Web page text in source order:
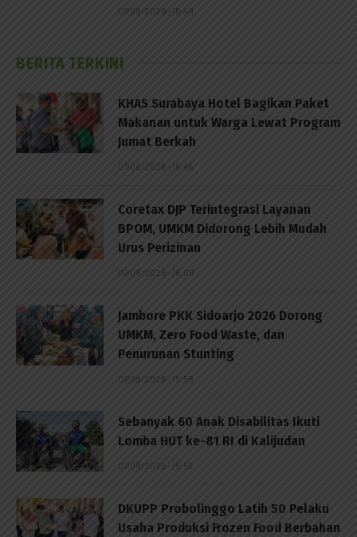
07/08/2026 - 15:49
BERITA TERKINI
KHAS Surabaya Hotel Bagikan Paket
Makanan untuk Warga Lewat Program
Jumat Berkah
07/08/2026 - 16:46
Coretax DJP Terintegrasi Layanan
BPOM, UMKM Didorong Lebih Mudah
Urus Perizinan
07/08/2026 - 16:09
Jambore PKK Sidoarjo 2026 Dorong
UMKM, Zero Food Waste, dan
Penurunan Stunting
07/08/2026 - 15:59
Sebanyak 60 Anak Disabilitas Ikuti
Lomba HUT ke-81 RI di Kalijudan
07/08/2026 - 15:53
DKUPP Probolinggo Latih 50 Pelaku
Usaha Produksi Frozen Food Berbahan